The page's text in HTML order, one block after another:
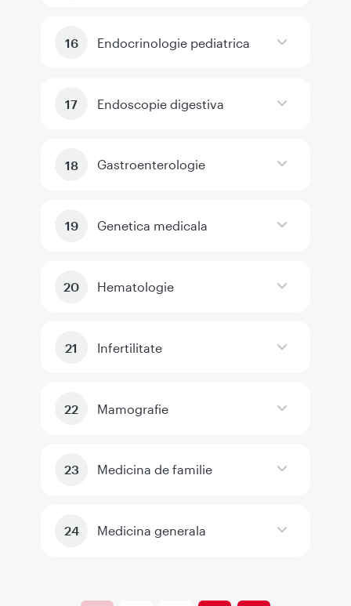
Endocrinologie pediatrica
Endoscopie digestiva
Gastroenterologie
Genetica medicala
Hematologie
Infertilitate
Mamografie
Medicina de familie
Medicina generala